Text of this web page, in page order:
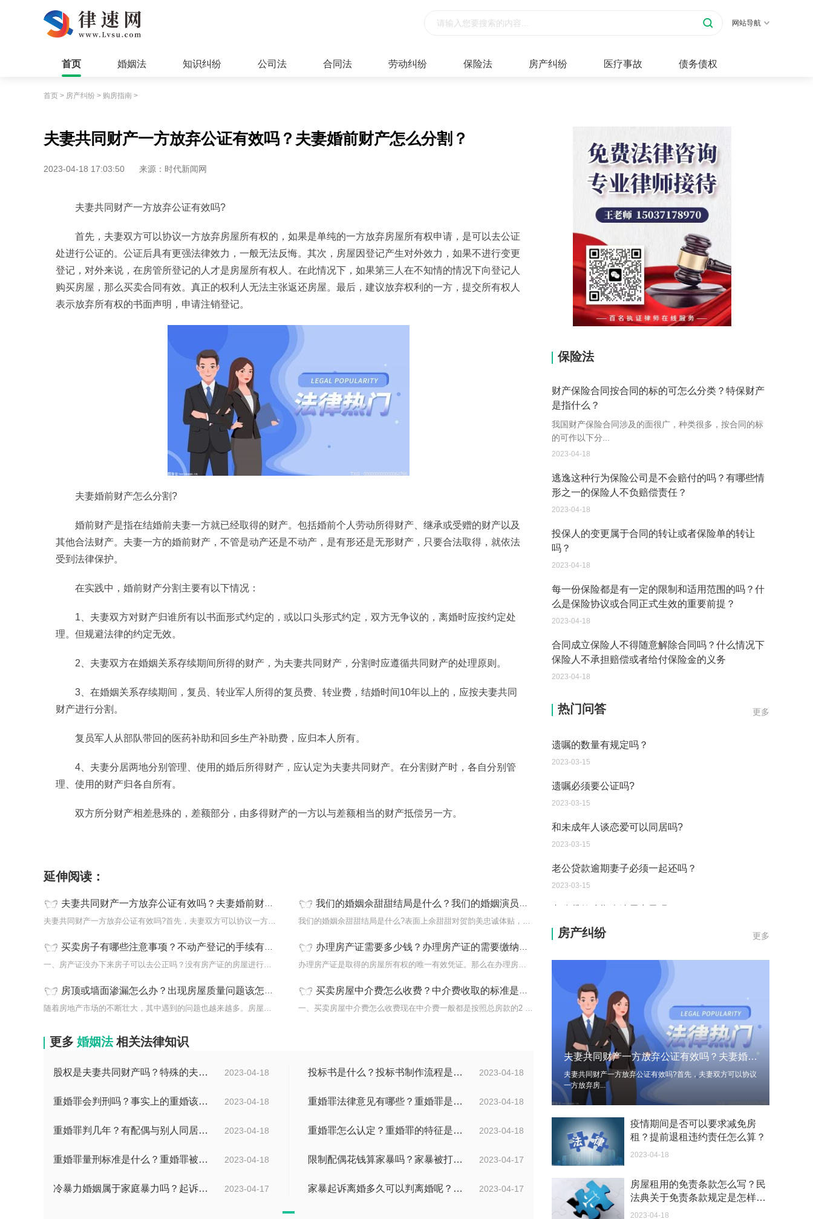
网站导航
首页 婚姻法 知识纠纷 公司法 合同法 劳动纠纷 保险法 房产纠纷 医疗事故 债务债权
首页 > 房产纠纷 > 购房指南 >
夫妻共同财产一方放弃公证有效吗？夫妻婚前财产怎么分割？
2023-04-18 17:03:50 来源：时代新闻网
夫妻共同财产一方放弃公证有效吗?
首先，夫妻双方可以协议一方放弃房屋所有权的，如果是单纯的一方放弃房屋所有权申请，是可以去公证
处进行公证的。公证后具有更强法律效力，一般无法反悔。其次，房屋因登记产生对外效力，如果不进行变更
登记，对外来说，在房管所登记的人才是房屋所有权人。在此情况下，如果第三人在不知情的情况下向登记人
购买房屋，那么买卖合同有效。真正的权利人无法主张返还房屋。最后，建议放弃权利的一方，提交所有权人
表示放弃所有权的书面声明，申请注销登记。
夫妻婚前财产怎么分割?
婚前财产是指在结婚前夫妻一方就已经取得的财产。包括婚前个人劳动所得财产、继承或受赠的财产以及
其他合法财产。夫妻一方的婚前财产，不管是动产还是不动产，是有形还是无形财产，只要合法取得，就依法
受到法律保护。
在实践中，婚前财产分割主要有以下情况：
1、夫妻双方对财产归谁所有以书面形式约定的，或以口头形式约定，双方无争议的，离婚时应按约定处
理。但规避法律的约定无效。
2、夫妻双方在婚姻关系存续期间所得的财产，为夫妻共同财产，分割时应遵循共同财产的处理原则。
3、在婚姻关系存续期间，复员、转业军人所得的复员费、转业费，结婚时间10年以上的，应按夫妻共同
财产进行分割。
复员军人从部队带回的医药补助和回乡生产补助费，应归本人所有。
4、夫妻分居两地分别管理、使用的婚后所得财产，应认定为夫妻共同财产。在分割财产时，各自分别管
理、使用的财产归各自所有。
双方所分财产相差悬殊的，差额部分，由多得财产的一方以与差额相当的财产抵偿另一方。
延伸阅读：
夫妻共同财产一方放弃公证有效吗？夫妻婚前财产怎么分割？
夫妻共同财产一方放弃公证有效吗?首先，夫妻双方可以协议一方放弃房...
我们的婚姻佘甜甜结局是什么？我们的婚姻演员表详细介绍
我们的婚姻佘甜甜结局是什么?表面上佘甜甜对贺韵美忠诚体贴，实则处...
买卖房子有哪些注意事项？不动产登记的手续有哪些？
一、房产证没办下来房子可以去公正吗？没有房产证的房屋进行交易时...
办理房产证需要多少钱？办理房产证的需要缴纳哪些税费？
办理房产证是取得的房屋所有权的唯一有效凭证。那么在办理房产证时...
房顶或墙面渗漏怎么办？出现房屋质量问题该怎么办?
随着房地产市场的不断壮大，其中遇到的问题也越来越多。房屋质量出...
买卖房屋中介费怎么收费？中介费收取的标准是什么？
一、买卖房屋中介费怎么收费现在中介费一般都是按照总房款的2 7%收...
更多 婚姻法 相关法律知识
2023-04-18
股权是夫妻共同财产吗？特殊的夫妻共同财产包括有哪些？ 2023-04-18
投标书是什么？投标书制作流程是什么？
2023-04-18
重婚罪会判刑吗？事实上的重婚该怎么取证？ 2023-04-18
重婚罪法律意见有哪些？重婚罪是如何认定的？
2023-04-18
重婚罪判几年？有配偶与别人同居算重婚吗？ 2023-04-18
重婚罪怎么认定？重婚罪的特征是什么样的？
2023-04-18
重婚罪量刑标准是什么？重婚罪被逮捕前可以做什么？ 2023-04-17
限制配偶花钱算家暴吗？家暴被打去哪里鉴伤？
2023-04-17
冷暴力婚姻属于家庭暴力吗？起诉离婚的证据收集包括哪些内容？ 2023-04-17
家暴起诉离婚多久可以判离婚呢？婚内家暴能提起离婚诉讼吗？
保险法
财产保险合同按合同的标的可怎么分类？特保财产
是指什么？
我国财产保险合同涉及的面很广，种类很多，按合同的标
的可作以下分...
2023-04-18
逃逸这种行为保险公司是不会赔付的吗？有哪些情
形之一的保险人不负赔偿责任？
2023-04-18
投保人的变更属于合同的转让或者保险单的转让
吗？
2023-04-18
每一份保险都是有一定的限制和适用范围的吗？什
么是保险协议或合同正式生效的重要前提？
2023-04-18
合同成立保险人不得随意解除合同吗？什么情况下
保险人不承担赔偿或者给付保险金的义务
2023-04-18
更多
热门问答
净身出户后还能要回财产吗？
遗嘱的数量有规定吗？
2023-03-15
遗嘱必须要公证吗?
2023-03-15
和未成年人谈恋爱可以同居吗?
2023-03-15
老公贷款逾期妻子必须一起还吗？
2023-03-15
老公贷款逾期会连累妻子吗？
2023-03-15
房产税是一年交一次吗？房产税的税率是多少呢？
2023-03-13
确定和调整最低工资标准的影响因素有哪些呢？
2023-03-13
由于工作疏忽发生技术性差错而造成多缴或误缴税
款的可以申请退税吗？
2023-03-13
直接提起行政诉讼的诉讼时效是多久呢？
2023-03-13
生育保险交满一年才可以报销吗？
2023-03-13
节假日免费时段到底是如何算起的呢？
更多
房产纠纷
夫妻共同财产一方放弃公证有效吗？夫妻婚前财产怎么分割？
夫妻共同财产一方放弃公证有效吗?首先，夫妻双方可以协议
一方放弃房...
疫情期间是否可以要求减免房
租？提前退租违约责任怎么算？
2023-04-18
房屋租用的免责条款怎么写？民
法典关于免责条款规定是怎样
的？
2023-04-18